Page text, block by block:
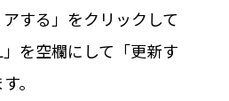
する」をクリックして
」を空欄にして「更新す
。